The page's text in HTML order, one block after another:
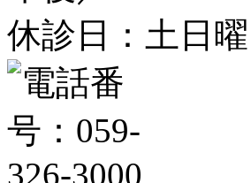
休診日：土日